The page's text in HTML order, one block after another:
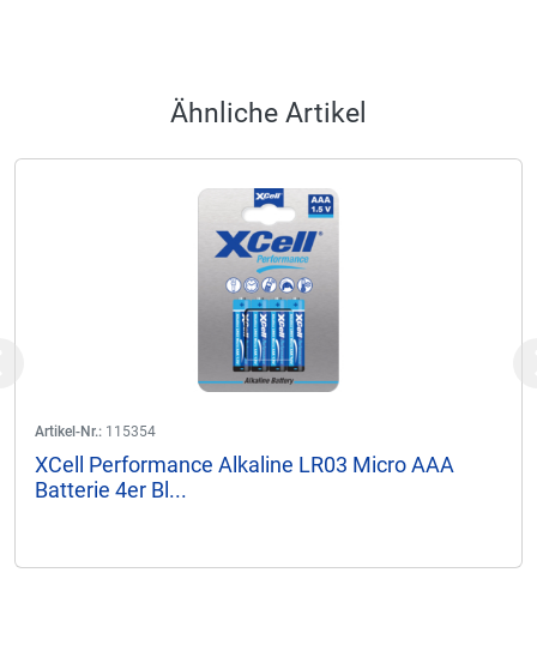
Ähnliche Artikel
Artikel-Nr.: 115354
XCell Performance Alkaline LR03 Micro AAA
Batterie 4er Bl...